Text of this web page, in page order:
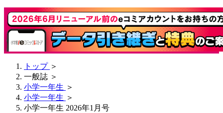
トップ ＞
一般誌 ＞
小学一年生 ＞
小学一年生 ＞
小学一年生 2026年1月号